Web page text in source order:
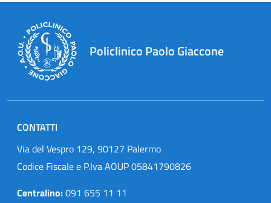
Policlinico Paolo Giaccone
CONTATTI
Via del Vespro 129, 90127 Palermo
Codice Fiscale e P.Iva AOUP 05841790826
Centralino:091 655 11 11